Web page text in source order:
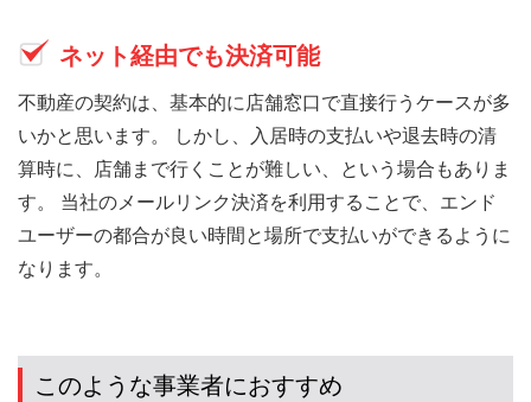
ネット経由でも決済可能
不動産の契約は、基本的に店舗窓口で直接行うケースが多
いかと思います。 しかし、入居時の支払いや退去時の清
算時に、店舗まで行くことが難しい、という場合もありま
す。 当社のメールリンク決済を利用することで、エンド
ユーザーの都合が良い時間と場所で支払いができるように
なります。
このような事業者におすすめ